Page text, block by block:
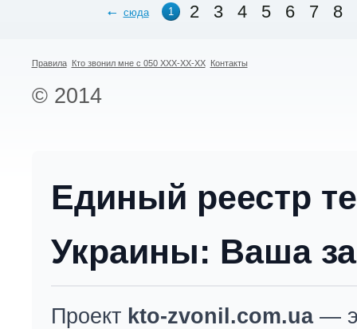
сюда 1 2 3 4 5 6 7 8
Правила Кто звонил мне с 050 XXX-XX-XX Контакты
© 2014
Единый реестр
Украины: Ваша
Проект kto-zvonil.com.ua—